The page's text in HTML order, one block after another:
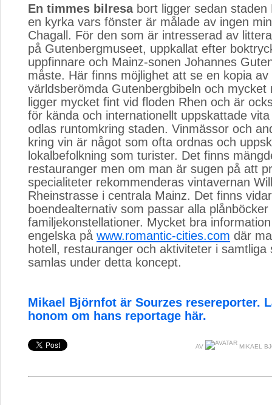
En timmes bilresabort ligger sedan staden
en kyrka vars fönster är målade av ingen
Chagall. För den som är intresserad av
på Gutenbergmuseet, uppkallat efter
uppfinnare och Mainz-sonen Johannes
måste. Här finns möjlighet att se en kopia av
världsberömda Gutenbergbibeln och mycket
ligger mycket fint vid floden Rhen och är
för kända och internationellt uppskattade
odlas runtomkring staden. Vinmässor och
kring vin är något som ofta ordnas och
lokalbefolkning som turister. Det finns
restauranger men om man är sugen på att
specialiteter rekommenderas vintavernan
Rheinstrasse i centrala Mainz. Det finns
boendealternativ som passar alla plånböcker
familjekonstellationer. Mycket bra
engelska på www.romantic-cities.com där
hotell, restauranger och aktiviteter i samtliga
samlas under detta koncept.
Mikael Björnfot är Sourzes resereporter.
honom om hans reportage här.
AV MIKAEL